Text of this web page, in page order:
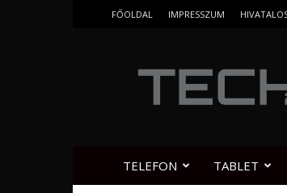
FŐOLDAL IMPRESSZUM
TELEFON TABLET